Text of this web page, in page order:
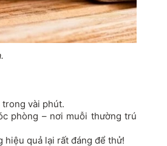
vài phút.
phòng – nơi muỗi thường trú
quả lại rất đáng để thử!